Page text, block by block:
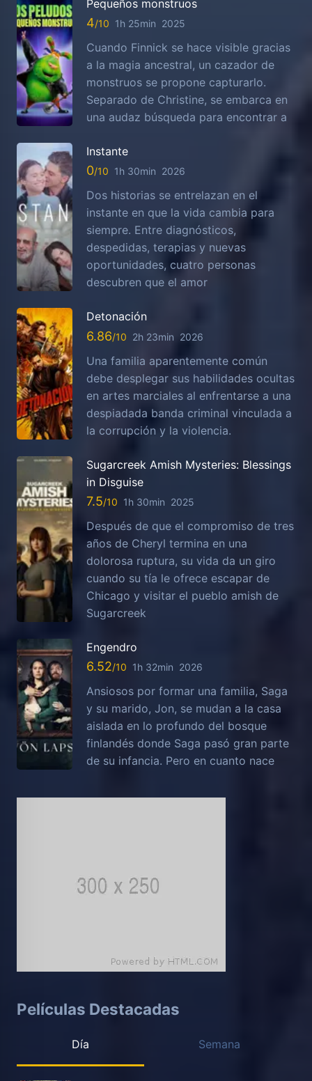
Pequeños monstruos
4 1h 25min 2025
Cuando Finnick se hace visible gracias
a la magia ancestral, un cazador de
monstruos se propone capturarlo.
Separado de Christine, se embarca en
una audaz búsqueda para encontrar a
Instante
0 1h 30min 2026
Dos historias se entrelazan en el
instante en que la vida cambia para
siempre. Entre diagnósticos,
despedidas, terapias y nuevas
oportunidades, cuatro personas
descubren que el amor
Detonación
6.86 2h 23min 2026
Una familia aparentemente común
debe desplegar sus habilidades ocultas
en artes marciales al enfrentarse a una
despiadada banda criminal vinculada a
la corrupción y la violencia.
Sugarcreek Amish Mysteries: Blessings
in Disguise
7.5 1h 30min 2025
Después de que el compromiso de tres
años de Cheryl termina en una
dolorosa ruptura, su vida da un giro
cuando su tía le ofrece escapar de
Chicago y visitar el pueblo amish de
Sugarcreek
Engendro
6.52 1h 32min 2026
Ansiosos por formar una familia, Saga
y su marido, Jon, se mudan a la casa
aislada en lo profundo del bosque
finlandés donde Saga pasó gran parte
de su infancia. Pero en cuanto nace
Películas Destacadas
Día Semana